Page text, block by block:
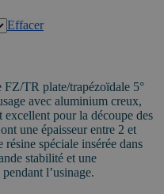
Effacer
FZ/TR plate/trapézoïdale 5°
avec aluminium creux,
excellent pour la découpe des
une épaisseur entre 2 et
spéciale insérée dans
stabilité et une
l’usinage.